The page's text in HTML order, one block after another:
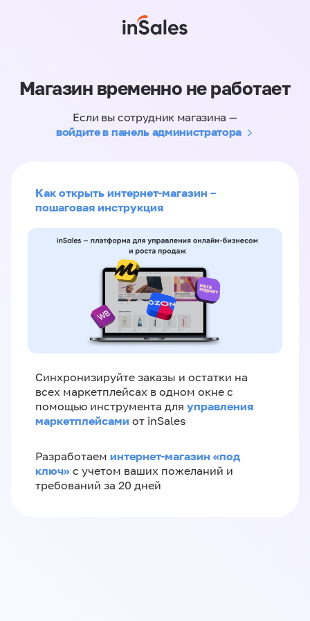
Магазин временно не работает
Если вы сотрудник магазина —
войдите в панель администратора
Как открыть интернет-магазин –
пошаговая инструкция
Синхронизируйте заказы и остатки на
всех маркетплейсах в одном окне с
помощью инструмента для управления
маркетплейсами от inSales
Разработаем интернет-магазин «‎под
ключ»‎ с учетом ваших пожеланий и
требований за 20 дней